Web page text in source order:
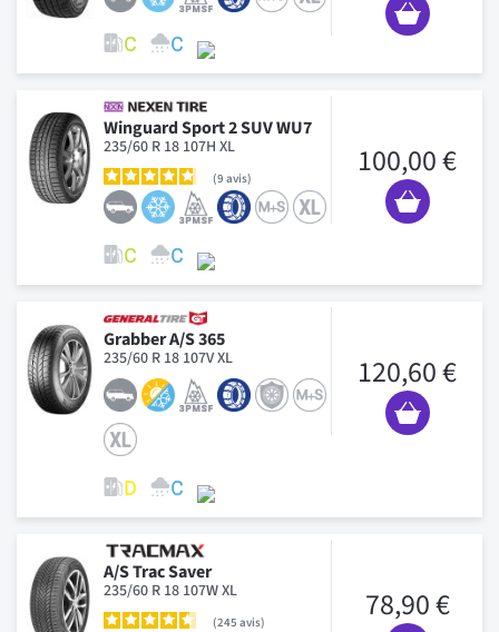
Winguard Sport 2 SUV WU7
235/60 R 18 107H XL
9 avis 100,00 €
Grabber A/S 365
235/60 R 18 107V XL 120,60 €
A/S Trac Saver
235/60 R 18 107W XL
245 avis 78,90 €